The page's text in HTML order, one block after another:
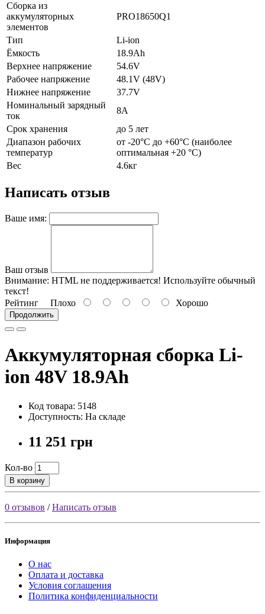
Сборка из
аккумуляторных
элементов
PRO18650Q1
Тип
Li-ion
Ёмкость
18.9Ah
Верхнее напряжение
54.6V
Рабочее напряжение
48.1V (48V)
Нижнее напряжение
37.7V
Номинальный зарядный
ток
8А
Срок хранения
до 5 лет
Диапазон рабочих
температур
от -20°C до +60°C (наиболее
оптимальная +20 °C)
Вес
4.6кг
Написать отзыв
Ваше имя:
Ваш отзыв
Внимание: HTML не поддерживается! Используйте обычный
текст!
Рейтинг Плохо Хорошо
Продолжить
Аккумуляторная сборка Li-
ion 48V 18.9Ah
Код товара: 5148
Доступность: На складе
11 251 грн
Кол-во
В корзину
0 отзывов /Написать отзыв
Информация
О нас
Оплата и доставка
Условия соглашения
Политика конфиденциальности